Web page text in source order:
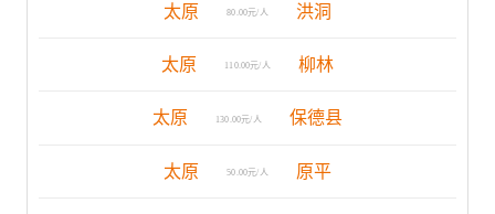
太原 80.00元/人 洪洞
太原 110.00元/人 柳林
太原 130.00元/人 保德县
太原 50.00元/人 原平